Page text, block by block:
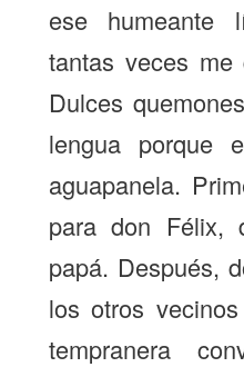
ese humeante
tantas veces me
Dulces
lengua porque
aguapanela.
para don Félix,
papá. Después,
los otros
tempranera